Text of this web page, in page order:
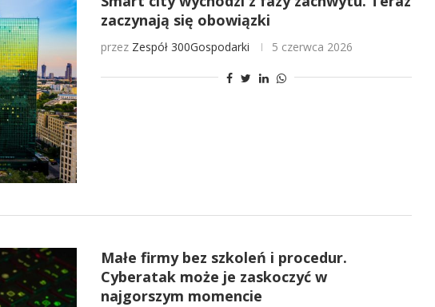
zaczynają się obowiązki
przez Zespół 300Gospodarki 5 czerwca 2026
Małe firmy bez szkoleń i procedur.
Cyberatak może je zaskoczyć w
najgorszym momencie